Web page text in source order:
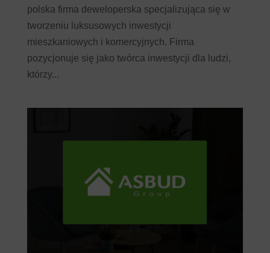
polska firma deweloperska specjalizująca się w
tworzeniu luksusowych inwestycji
mieszkaniowych i komercyjnych. Firma
pozycjonuje się jako twórca inwestycji dla ludzi,
którzy...